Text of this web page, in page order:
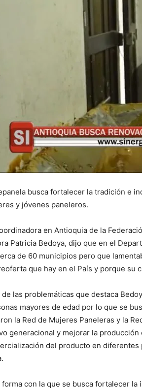
busca fortalecer la tradición e
y jóvenes paneleros.
en Antioquia de la
Patricia Bedoya, dijo que en el
de 60 municipios pero que
que hay en el País y porque su
de las problemáticas que destaca
mayores de edad por lo que se
la Red de Mujeres Paneleras y la
generacional y mejorar la
del producto en
forma con la que se busca fortalecer